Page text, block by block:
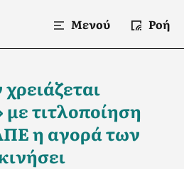
Μενού Ροή
τιτλοποίηση
η αγορά των